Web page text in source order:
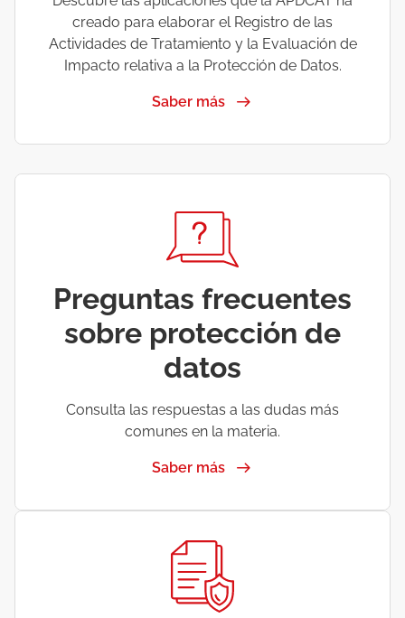
creado para elaborar el Registro de las
Actividades de Tratamiento y la Evaluación de
Impacto relativa a la Protección de Datos.
Saber más
Preguntas frecuentes
sobre protección de
datos
Consulta las respuestas a las dudas más
comunes en la materia.
Saber más